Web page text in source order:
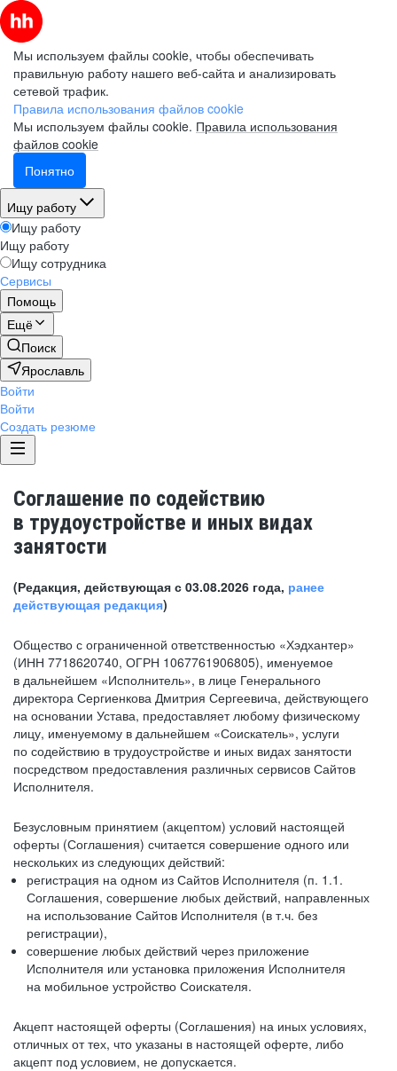
Мы используем файлы cookie, чтобы обеспечивать
правильную работу нашего веб-сайта и анализировать
сетевой трафик.
Правила использования файлов cookie
Мы используем файлы cookie. Правила использования
файлов cookie
Понятно
Ищу работу
Ищу работу
Ищу работу
Ищу сотрудника
Сервисы
Помощь
Ещё
Поиск
Ярославль
Войти
Войти
Создать резюме
Соглашение по содействию
в трудоустройстве и иных видах
занятости
(Редакция, действующая с 03.08.2026 года, ранее
действующая редакция)
Общество с ограниченной ответственностью «Хэдхантер»
(ИНН 7718620740, ОГРН 1067761906805), именуемое
в дальнейшем «Исполнитель», в лице Генерального
директора Сергиенкова Дмитрия Сергеевича, действующего
на основании Устава, предоставляет любому физическому
лицу, именуемому в дальнейшем «Соискатель», услуги
по содействию в трудоустройстве и иных видах занятости
посредством предоставления различных сервисов Сайтов
Исполнителя.
Безусловным принятием (акцептом) условий настоящей
оферты (Соглашения) считается совершение одного или
нескольких из следующих действий:
регистрация на одном из Сайтов Исполнителя (п. 1.1.
Соглашения, совершение любых действий, направленных
на использование Сайтов Исполнителя (в т.ч. без
регистрации),
совершение любых действий через приложение
Исполнителя или установка приложения Исполнителя
на мобильное устройство Соискателя.
Акцепт настоящей оферты (Соглашения) на иных условиях,
отличных от тех, что указаны в настоящей оферте, либо
акцепт под условием, не допускается.